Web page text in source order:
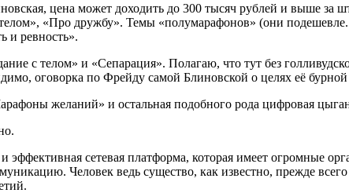
цена может доходить до 300 тысяч рублей и выше
«Про дружбу». Темы «полумарафонов» (они
и ревность».
с телом» и «Сепарация». Полагаю, что тут без
оговорка по Фрейду самой Блиновской о целях её бурной
желаний» и остальная подобного рода цифровая
сетевая платформа, которая имеет огромные
Человек ведь существо, как известно, прежде